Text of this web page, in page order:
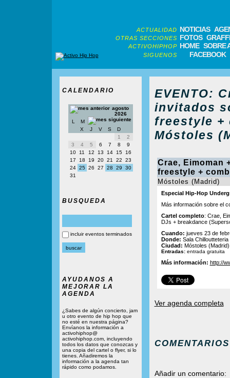
ACTUALIDAD NOTICIAS
OTRAS SECCIONES FOTOS
ACTIVOHIPHOP HOME SOBRE
SIGUENOS FACEBOOK
CALENDARIO
agosto
2026
L
M
X
J V S
D
1
2
3
4 5 6 7 8
9
10
11 12 13 14 15
16
17
18 19 20 21 22
23
24 25 26 27 28 29
30
31
BUSQUEDA
incluir eventos terminados
AYUDANOS A
MEJORAR LA
AGENDA
¿Sabes de algún concierto, jam
u otro evento de hip hop que
no esté en nuestra página?
Envíanos la información a
activohiphop@
activohiphop.com, incluyendo
todos los datos que conozcas y
una copia del cartel o flyer, si lo
tienes. Añadiremos la
información a la agenda tan
rápido como podamos.
EVENTO:
invitados
freestyle +
Móstoles
Crae, Eimoman
freestyle +
Móstoles (Madrid)
Especial Hip-Hop
Más información sobre el
Cartel completo: Crae,
DJs + breakdance
Cuando: jueves 23 de
Donde: Sala
Ciudad: Móstoles (Madrid)
Entradas: entrada gratuita
Más información: http://
Ver agenda completa
COMENTARIOS
Añadir un comentario: